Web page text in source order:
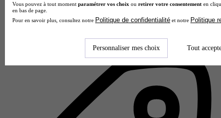
Ipac Bachelor Factory - Bordeaux
5.0
Vous pouvez à tout moment paramétrer vos choix ou retirer votre consentement en
en bas de page.
Pour en savoir plus, consultez notre Politique de confidentialité et notre Politique
Personnaliser mes choix Tout